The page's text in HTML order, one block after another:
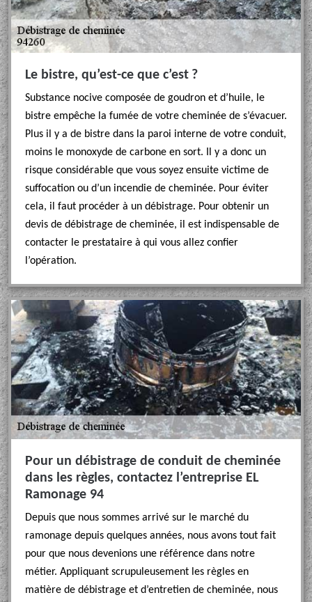
Le bistre, qu’est-ce que c’est ?
Substance nocive composée de goudron et d’huile, le
bistre empêche la fumée de votre cheminée de s’évacuer.
Plus il y a de bistre dans la paroi interne de votre conduit,
moins le monoxyde de carbone en sort. Il y a donc un
risque considérable que vous soyez ensuite victime de
suffocation ou d’un incendie de cheminée. Pour éviter
cela, il faut procéder à un débistrage. Pour obtenir un
devis de débistrage de cheminée, il est indispensable de
contacter le prestataire à qui vous allez confier
l’opération.
Pour un débistrage de conduit de cheminée
dans les règles, contactez l’entreprise EL
Ramonage 94
Depuis que nous sommes arrivé sur le marché du
ramonage depuis quelques années, nous avons tout fait
pour que nous devenions une référence dans notre
métier. Appliquant scrupuleusement les règles en
matière de débistrage et d’entretien de cheminée, nous